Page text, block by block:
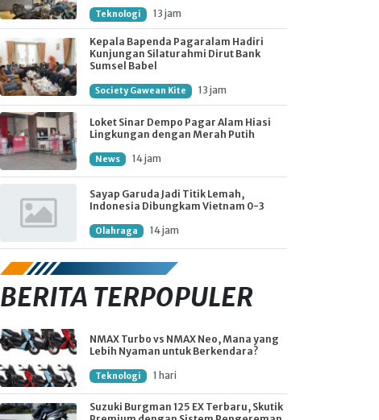
Teknologi 13 jam
Kepala Bapenda Pagaralam Hadiri
Kunjungan Silaturahmi Dirut Bank
Sumsel Babel
Society Gawean Kite 13 jam
Loket Sinar Dempo Pagar Alam Hiasi
Lingkungan dengan Merah Putih
News 14 jam
Sayap Garuda Jadi Titik Lemah,
Indonesia Dibungkam Vietnam 0-3
Olahraga 14 jam
BERITA TERPOPULER
NMAX Turbo vs NMAX Neo, Mana yang
Lebih Nyaman untuk Berkendara?
Teknologi 1 hari
Suzuki Burgman 125 EX Terbaru, Skutik